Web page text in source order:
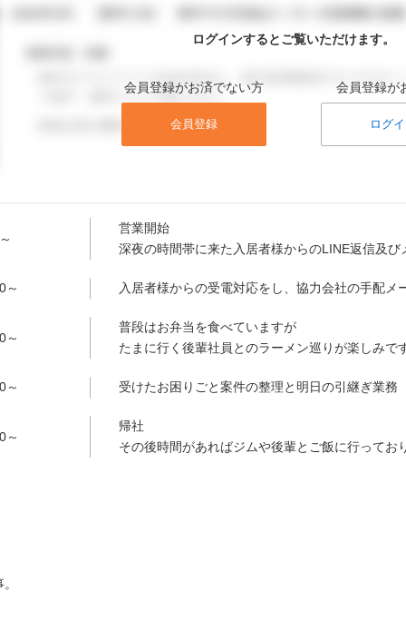
ログインするとご覧いただけます。
会員登録がお済でない方
会員登録
会員登録が
ログ
営業開始
深夜の時間帯に来た入居者様からのLINE返信及び
～ 入居者様からの受電対応をし、協力会社の手配メ
～
普段はお弁当を食べていますが
たまに行く後輩社員とのラーメン巡りが楽しみで
～ 受けたお困りごと案件の整理と明日の引継ぎ業務
～
帰社
その後時間があればジムや後輩とご飯に行ってお